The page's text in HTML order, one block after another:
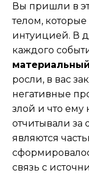
Вы пришли в
телом,
интуицией. В
каждого
росли, в вас
негативные
злой и что ему
отчитывали за
являются
связь с